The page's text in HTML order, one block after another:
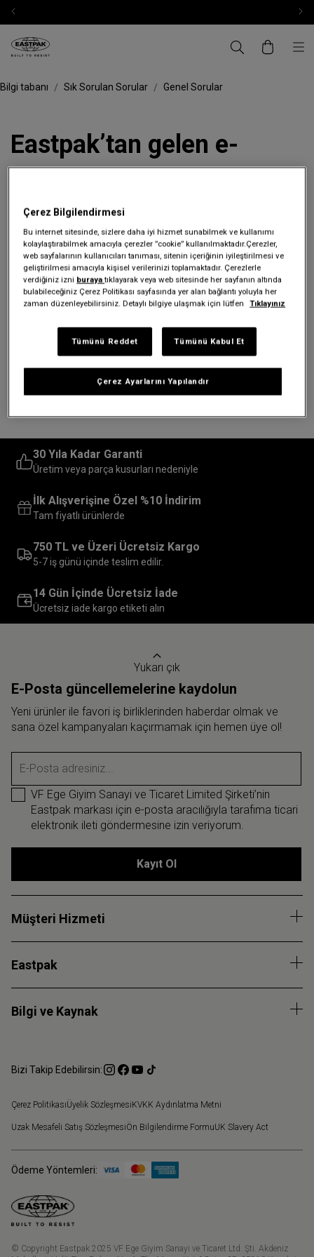
Bilgi tabanı Sık Sorulan Sorular Genel Sorular
Eastpak’tan gelen e-
istemiyorum, ne
yapmalıyım?
Üzgünüz ama elbette kararınıza saygı duyuyoruz.
Herhangi bir pazarlama e-postamızın altındaki bağlantıya
Sitemiz üzerindenHesabım > Kişisel Bilgilerinizsayfası
üzerinde yer alan iletişim izni onaylarınızı kaldırabilirsiniz.
kısmındaki bağlantıdan kolayca yeniden abone olabilirsiniz sizi her
30 Yıla Kadar Garanti
Üretim veya parça kusurları nedeniyle
İlk Alışverişine Özel %10 İndirim
Tam fiyatlı ürünlerde
750 TL ve Üzeri Ücretsiz Kargo
5-7 iş günü içinde teslim edilir.
14 Gün İçinde Ücretsiz İade
Ücretsiz iade kargo etiketi alın
Yukarı çık
E-Posta güncellemelerine kaydolun
Yeni ürünler ile favori iş birliklerinden haberdar olmak ve
sana özel kampanyaları kaçırmamak için hemen üye ol!
E-Posta adresiniz...
VF Ege Giyim Sanayi ve Ticaret Limited Şirketi’nin
Eastpak markası için e-posta aracılığıyla tarafıma ticari
elektronik ileti göndermesine izin veriyorum.
Kayıt Ol
Müşteri Hizmeti
Eastpak
Bilgi ve Kaynak
Bizi Takip Edebilirsin:
Çerez PolitikasıÜyelik SözleşmesiKVKK Aydınlatma Metni
Uzak Mesafeli Satış SözleşmesiÖn Bilgilendirme FormuUK Slavery Act
Ödeme Yöntemleri:
© Copyright Eastpak 2025 VF Ege Giyim Sanayi ve Ticaret Ltd. Şti. Akdeniz
Çerez Bilgilendirmesi
Bu internet sitesinde, sizlere daha iyi hizmet sunabilmek ve kullanımı
kolaylaştırabilmek amacıyla çerezler ”cookie” kullanılmaktadır.Çerezler,
web sayfalarının kullanıcıları tanıması, sitenin içeriğinin iyileştirilmesi ve
geliştirilmesi amacıyla kişisel verilerinizi toplamaktadır. Çerezlerle
verdiğiniz izni burayatıklayarak veya web sitesinde her sayfanın altında
bulabileceğiniz Çerez Politikası sayfasında yer alan bağlantı yoluyla her
zaman düzenleyebilirsiniz. Detaylı bilgiye ulaşmak için lütfen
Tıklayınız
Çerez Ayarlarını Yapılandır
Tümünü Reddet Tümünü Kabul Et